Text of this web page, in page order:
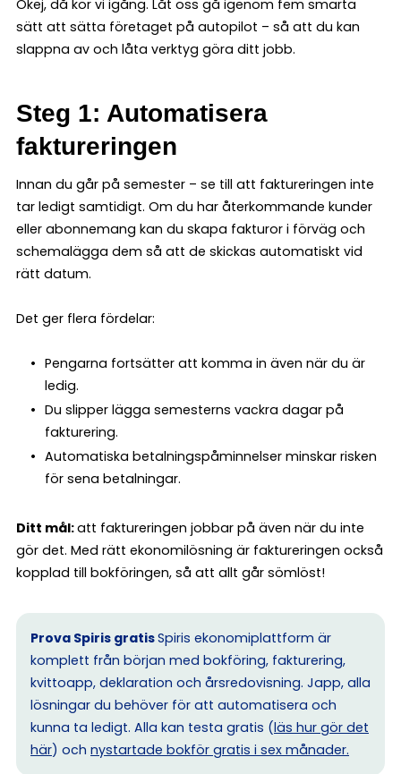
Okej, då kör vi igång. Låt oss gå igenom fem smarta
sätt att sätta företaget på autopilot – så att du kan
slappna av och låta verktyg göra ditt jobb.
Steg 1: Automatisera
faktureringen
Innan du går på semester – se till att faktureringen inte
tar ledigt samtidigt. Om du har återkommande kunder
eller abonnemang kan du skapa fakturor i förväg och
schemalägga dem så att de skickas automatiskt vid
rätt datum.
Det ger flera fördelar:
Pengarna fortsätter att komma in även när du är
ledig.
Du slipper lägga semesterns vackra dagar på
fakturering.
Automatiska betalningspåminnelser minskar risken
för sena betalningar.
Ditt mål:att faktureringen jobbar på även när du inte
gör det. Med rätt ekonomilösning är faktureringen också
kopplad till bokföringen, så att allt går sömlöst!
Prova Spiris gratisSpiris ekonomiplattform är
komplett från början med bokföring, fakturering,
kvittoapp, deklaration och årsredovisning. Japp, alla
lösningar du behöver för att automatisera och
kunna ta ledigt. Alla kan testa gratis (läs hur gör det
här) och nystartade bokför gratis i sex månader.